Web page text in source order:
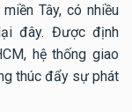
Tây, có nhiều
đây. Được định
hệ thống giao
thúc đẩy sự phát